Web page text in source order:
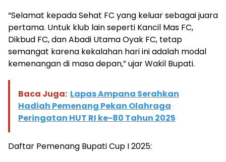
“Selamat kepada Sehat FC yang keluar sebagai juara
pertama. Untuk klub lain seperti Kancil Mas FC,
Dikbud FC, dan Abadi Utama Oyak FC, tetap
semangat karena kekalahan hari ini adalah modal
kemenangan di masa depan,” ujar Wakil Bupati.
Baca Juga: Lapas Ampana Serahkan
Hadiah Pemenang Pekan Olahraga
Peringatan HUT RI ke-80 Tahun 2025
Daftar Pemenang Bupati Cup I 2025: